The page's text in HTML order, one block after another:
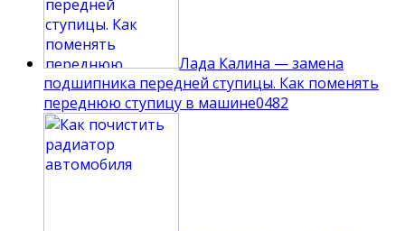
Лада Калина — замена
подшипника передней ступицы. Как поменять
переднюю ступицу в машине0482